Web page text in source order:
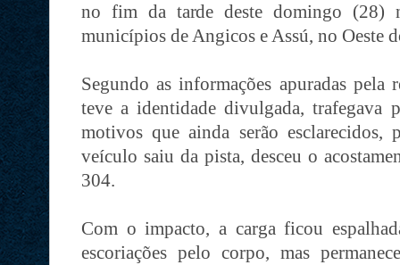
no fim da tarde deste domingo (28)
municípios de Angicos e Assú, no Oeste
Segundo as informações apuradas
teve a identidade divulgada, trafegava
motivos que ainda serão
veículo saiu da pista, desceu o
304.
Com o impacto, a carga ficou
escoriações pelo corpo, mas